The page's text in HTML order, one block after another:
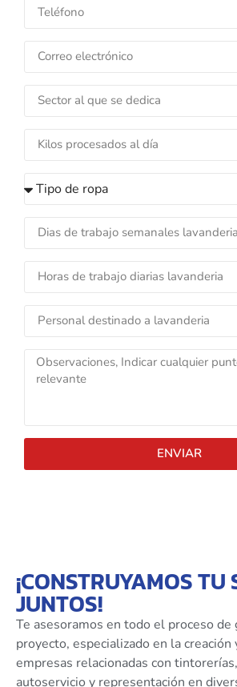
ENVIAR
¡CONSTRUYAMOS TU
JUNTOS!
Te asesoramos en todo el proceso
proyecto, especializado en la
empresas relacionadas con
autoservicio y representación en